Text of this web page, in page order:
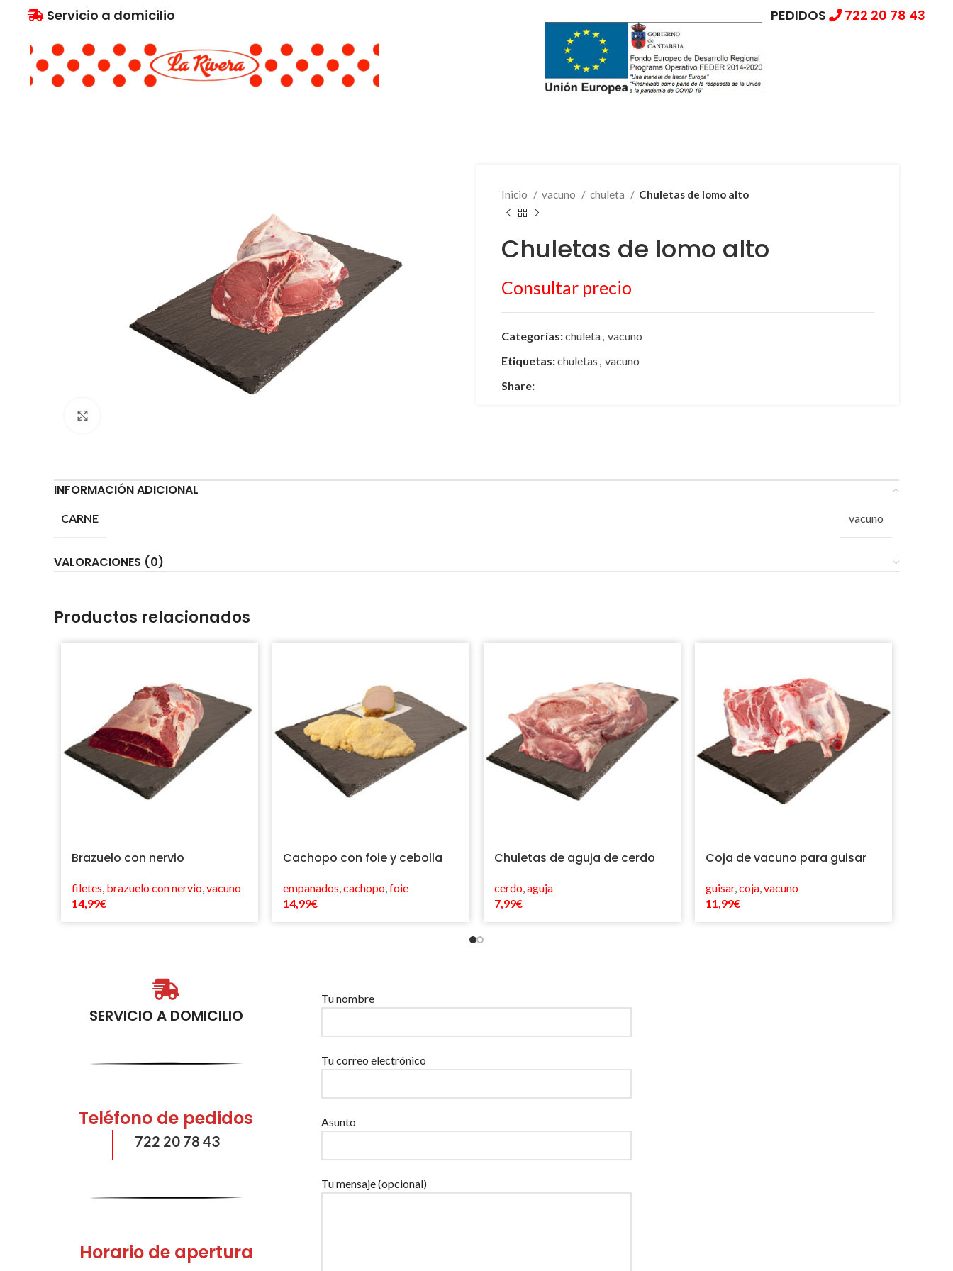
Servicio a domicilio PEDIDOS 722 20 78 43
Inicio vacuno chuleta Chuletas de lomo alto
Chuletas de lomo alto
Consultar precio
Categorías:chuleta, vacuno
Etiquetas:chuletas , vacuno
Share:
INFORMACIÓN ADICIONAL
CARNE vacuno
VALORACIONES (0)
Productos relacionados
Brazuelo con nervio
filetes, brazuelo con nervio,vacuno
14,99€
Cachopo con foie y cebolla
empanados,cachopo,foie
14,99€
Chuletas de aguja de cerdo
cerdo,aguja
7,99€
Coja de vacuno para guisar
guisar,coja,vacuno
11,99€
SERVICIO A DOMICILIO
Teléfono de pedidos
722 20 78 43
Horario de apertura
Tu nombre
Tu correo electrónico
Asunto
Tu mensaje (opcional)